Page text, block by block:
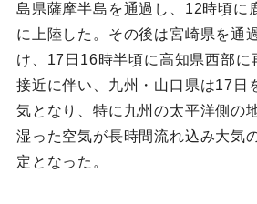
島県薩摩半島を通過し、12時頃に
に上陸した。その後は宮崎県を通
け、17日16時半頃に高知県西部に
接近に伴い、九州・山口県は17日
気となり、特に九州の太平洋側の
湿った空気が長時間流れ込み大気
定となった。